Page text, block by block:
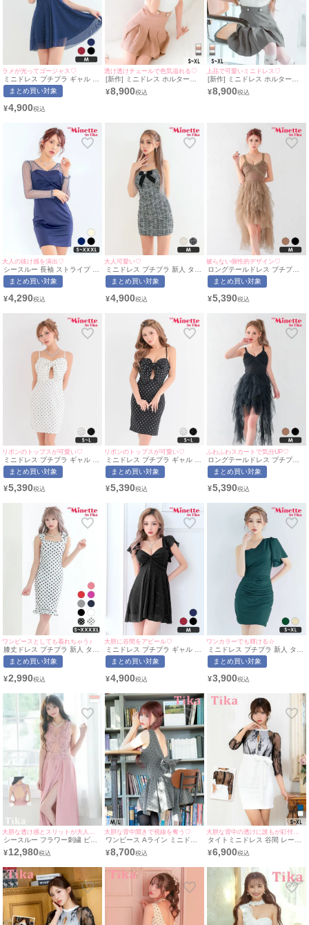
ラメが光ってゴージャス♡
ミニドレス プチプラ ギャル ワ
ンピース フレア セクシー キラ
キラ 半袖 シアー シアー袖 低
ボン風 ネイビー キャバドレス
まとめ買い対象
¥4,900
透け透けチュールで色気溢れる♡
[新作] ミニドレス ホルターネ
ック 谷間 チュール シースルー
プリーツ ベルト付き 背中魅せ
¥8,900
上品で可愛いミニドレス♡
[新作] ミニドレス ホルターネ
ック 谷間 シースルー ベルト付
き 背中魅せ チュール バックリ
[tk-md270810] [Tika/ティカ]
¥8,900
大人の抜け感を演出♡
シースルー 長袖 ストライプ タ
イト 胸元クロスデザイン ミニ
ドレス (Sサイズ〜XXXLサイ
用)[myMinette/マイミネット]
まとめ買い対象
¥4,290
大人可愛い♡
ミニドレス プチプラ 新人 タイ
ト ツイード ワンピース 韓国ド
レス キャミソール 低身長 リボ
バドレス (あおぽん着用/Mサイ
まとめ買い対象
¥4,900
被らない個性的デザイン♡
ロングテールドレス プチプラ
ギャル ワンピース セクシー シ
アー チュール 低身長 谷間 背
北かほ着用/Mサイズ対応) |
まとめ買い対象
¥5,390
リボンのトップスが可愛い♡
ミニドレス プチプラ ギャル タ
イト セクシー キャミソール ド
ット柄 低身長 谷間 背中魅せ
トカット 白 キャバドレス (き
myMintette/マイミネット
まとめ買い対象
¥5,390
リボンのトップスが可愛い♡
ミニドレス プチプラ ギャル タ
イト セクシー キャミソール ド
ット柄 低身長 谷間 背中魅せ
ス (あん着用/S~Lサイズ対応) |
まとめ買い対象
¥5,390
ふわふわスカートで気分UP♡
ロングテールドレス プチプラ
ギャル ワンピース セクシー シ
アー チュール 低身長 谷間 背
ス (みのり着用/Mサイズ対応) |
まとめ買い対象
¥5,390
ワンピースとしても着れちゃう♪
膝丈ドレス プチプラ 新人 タイ
ト ワンピース ノースリーブ ド
ット柄 低身長 胸元隠し 背中魅
レス (ひなたまる着用/S〜
myMinette/マイミネット
まとめ買い対象
¥2,990
大胆に谷間をアピール♡
ミニドレス プチプラ ギャル ワ
ンピース フレア セクシー キラ
キラ 半袖 シアー シアー袖 低
キャバドレス (せいせい着用/M
ミネット
まとめ買い対象
¥4,900
ワンカラーでも輝ける☆
ミニドレス プチプラ 新人 タイ
ト ラウンジ ワンショル 半袖
低身長 胸元隠し 同伴 ウエスト
用/S~XLサイズ対応) |
まとめ買い対象
¥3,900
シースルー フラワー刺繍 ビジ
ュー ノースリーブ ハイウエス
ト切替 スリット Aライン バー
～XLサイズ) (愛沢えみり/キャ
バドレス着用) [Tika/ティカ]
¥12,980
大胆な背中開きで視線を奪う♡
ワンピース Aライン ミニドレ
ス ノースリーブ 上品 背中魅せ
ドット柄 ピンドット バックリ
かなの着用) [Tika/ティカ]
¥8,700
大胆な背中の透けに誰もが釘付けに♪
タイトミニドレス 谷間 レース
大人 背中見せ ハイネック スト
レッチ 袖あり 七分袖 ウエスト
バドレス (横田未来着用) [Tika/
ティカ]
¥6,900